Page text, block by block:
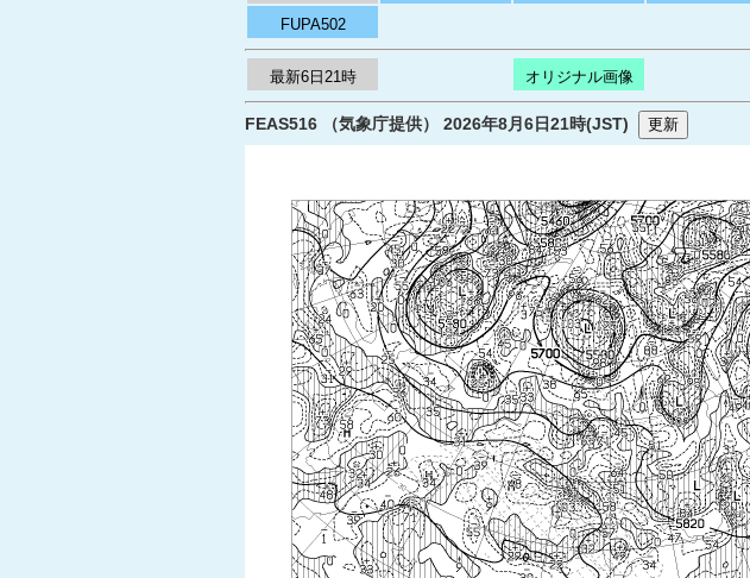
FUPA502
最新6日21時 オリジナル画像
FEAS516 （気象庁提供） 2026年8月6日21時(JST) 更新